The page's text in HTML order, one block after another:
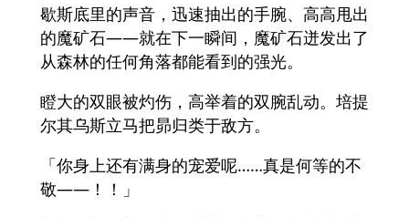
歇斯底里的声音，迅速抽出的手腕、高高甩出
的魔矿石——就在下一瞬间，魔矿石迸发出了
从森林的任何角落都能看到的强光。
瞪大的双眼被灼伤，高举着的双腕乱动。培提
尔其乌斯立马把昴归类于敌方。
「你身上还有满身的宠爱呢……真是何等的不
敬——！！」